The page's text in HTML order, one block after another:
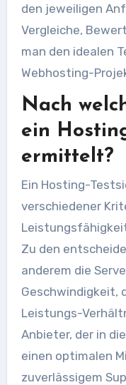
den jeweiligen
Vergleiche,
man den idealen
Webhosting-
Nach
ein
ermittelt?
Ein Hosting-
verschiedener
Zu den
anderem die
Geschwindigkeit,
Leistungs-
Anbieter, der in
einen optimalen
zuverlässigem